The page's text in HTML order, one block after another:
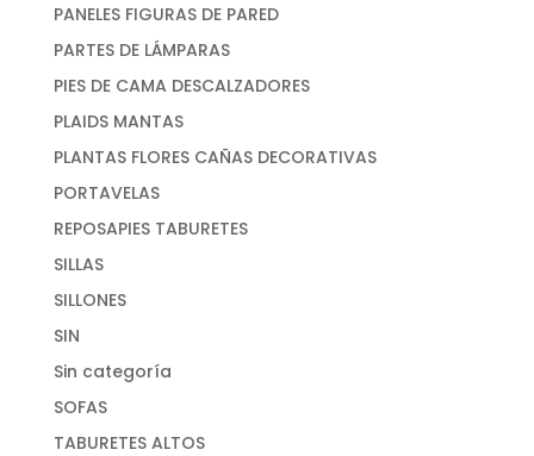
PANELES FIGURAS DE PARED
PARTES DE LÁMPARAS
PIES DE CAMA DESCALZADORES
PLAIDS MANTAS
PLANTAS FLORES CAÑAS DECORATIVAS
PORTAVELAS
REPOSAPIES TABURETES
SILLAS
SILLONES
SIN
Sin categoría
SOFAS
TABURETES ALTOS